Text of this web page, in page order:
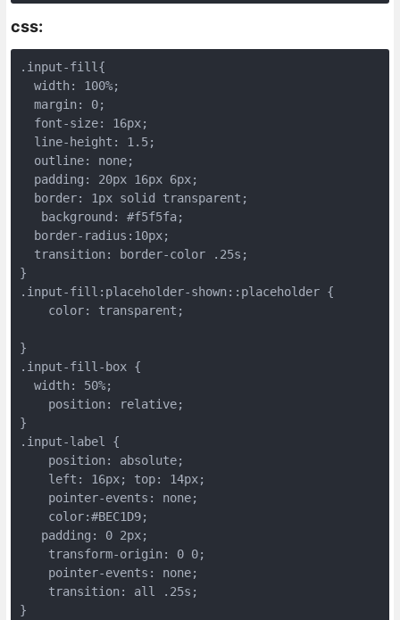
css:
.input-fill{
  width: 100%;
  margin: 0;
  font-size: 16px;
  line-height: 1.5;
  outline: none;
  padding: 20px 16px 6px;
  border: 1px solid transparent;
   background: #f5f5fa;
  border-radius:10px;
  transition: border-color .25s;
}
.input-fill:placeholder-shown::placeholder {
    color: transparent;
}
.input-fill-box {
  width: 50%;
    position: relative;
}
.input-label {
    position: absolute;
    left: 16px; top: 14px;
    pointer-events: none;
    color:#BEC1D9;
   padding: 0 2px;
    transform-origin: 0 0;
    pointer-events: none;
    transition: all .25s;
}